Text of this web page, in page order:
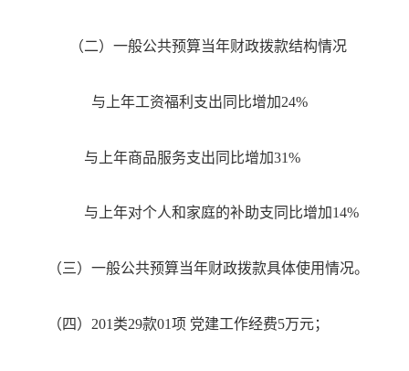
（二）一般公共预算当年财政拨款结构情况
与上年工资福利支出同比增加24%
与上年商品服务支出同比增加31%
与上年对个人和家庭的补助支同比增加14%
（三） 一般公共预算当年财政拨款具体使用情况。
（四） 201类29款01项 党建工作经费5万元；